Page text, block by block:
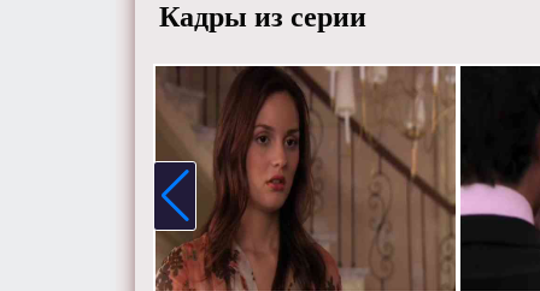
Кадры из серии